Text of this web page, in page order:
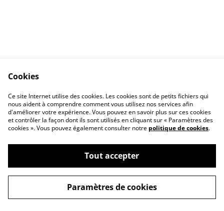
Contact Us
Legal Terms
Privacy Policy
Cookie Policy
©2026Aurélie Fin-Lancelle
powered by
Cookies
Ce site Internet utilise des cookies. Les cookies sont de petits fichiers qui
nous aident à comprendre comment vous utilisez nos services afin
d'améliorer votre expérience. Vous pouvez en savoir plus sur ces cookies
et contrôler la façon dont ils sont utilisés en cliquant sur « Paramètres des
cookies ». Vous pouvez également consulter notre politique de cookies.
Tout accepter
Paramètres de cookies